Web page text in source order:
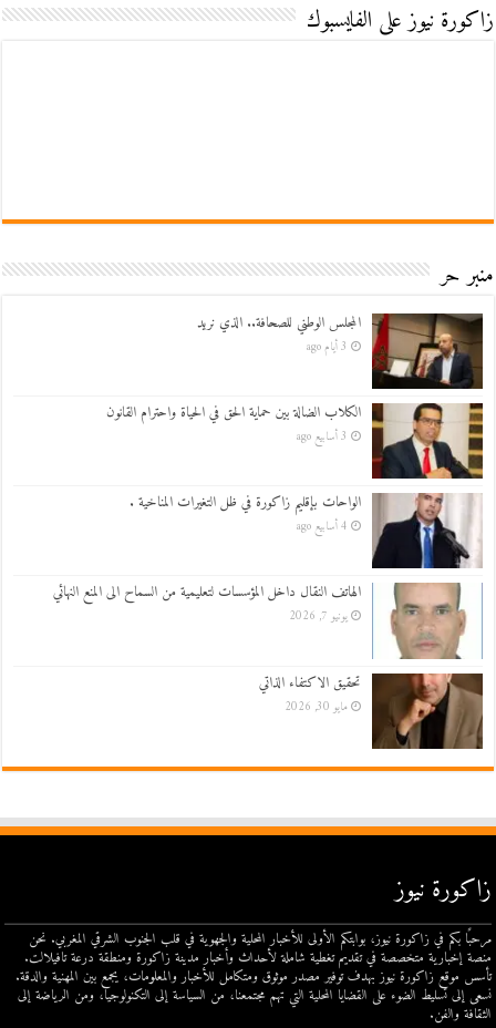
زاكورة نيوز على الفايسبوك
منبر حر
المجلس الوطني للصحافة.. الذي نريد
3 أيام ago
الكلاب الضالة بين حماية الحق في الحياة واحترام القانون
3 أسابيع ago
الواحات بإقليم زاكورة في ظل التغيرات المناخية .
4 أسابيع ago
الهاتف النقال داخل المؤسسات لتعليمية من السماح الى المنع النهائي
يونيو 7, 2026
تحقيق الاكتفاء الذاتي
مايو 30, 2026
زاكورة نيوز
مرحبًا بكم في زاكورة نيوز، بوابتكم الأولى للأخبار المحلية والجهوية في قلب الجنوب الشرقي المغربي. نحن
منصة إخبارية متخصصة في تقديم تغطية شاملة لأحداث وأخبار مدينة زاكورة ومنطقة درعة تافيلالت.
تأسس موقع زاكورة نيوز بهدف توفير مصدر موثوق ومتكامل للأخبار والمعلومات، يجمع بين المهنية والدقة.
نسعى إلى تسليط الضوء على القضايا المحلية التي تهم مجتمعنا، من السياسة إلى التكنولوجيا، ومن الرياضة إلى
الثقافة والفن.